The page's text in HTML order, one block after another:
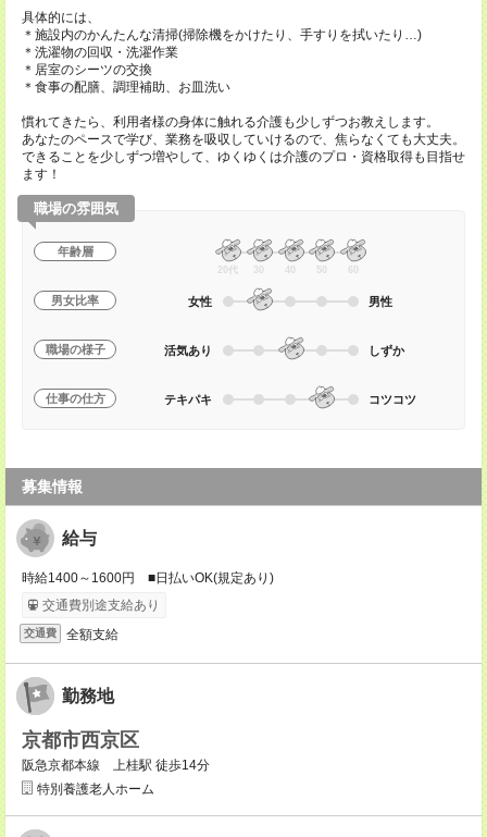
具体的には、
＊施設内のかんたんな清掃(掃除機をかけたり、手すりを拭いたり…)
＊洗濯物の回収・洗濯作業
＊居室のシーツの交換
＊食事の配膳、調理補助、お皿洗い
慣れてきたら、利用者様の身体に触れる介護も少しずつお教えします。
あなたのペースで学び、業務を吸収していけるので、焦らなくても大丈夫。
できることを少しずつ増やして、ゆくゆくは介護のプロ・資格取得も目指せ
ます！
職場の雰囲気
年齢層
20代 30 40 50 60
男女比率 女性 男性
職場の様子 活気あり しずか
仕事の仕方 テキパキ コツコツ
募集情報
給与
時給1400～1600円 ■日払いOK(規定あり)
交通費別途支給あり
交通費 全額支給
勤務地
京都市西京区
阪急京都本線 上桂駅 徒歩14分
特別養護老人ホーム